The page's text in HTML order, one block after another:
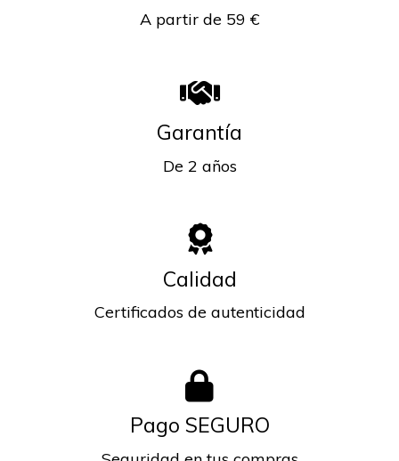
A partir de 59 €
Garantía
De 2 años
Calidad
Certificados de autenticidad
Pago SEGURO